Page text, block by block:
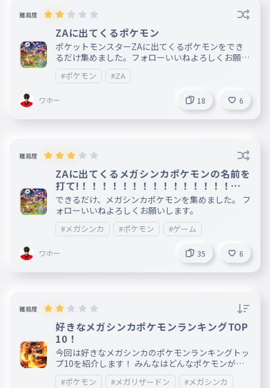
難易度
ZAに出てくるポケモン
ポケットモンスターZAに出てくるポケモンをでき
るだけ集めました。フォローいいねよろしくお願い
します。
#ポケモン #ZA
ワホー 18 6
難易度
ZAに出てくるメガシンカポケモンの名前を
打て!！！！！！！！！！！！！！！！！
！
できるだけ、メガシンカポケモンを集めました。 フ
ォローいいねよろしくお願いします。
#メガシンカ #ポケモン #ゲーム
ワホー 35 6
難易度
好きなメガシンカポケモンランキングTOP
10！
今回は好きなメガシンカのポケモンランキングトッ
プ10を紹介します！ みんなはどんなポケモンがす
き？
#ポケモン #メガリザードン #メガシンカ